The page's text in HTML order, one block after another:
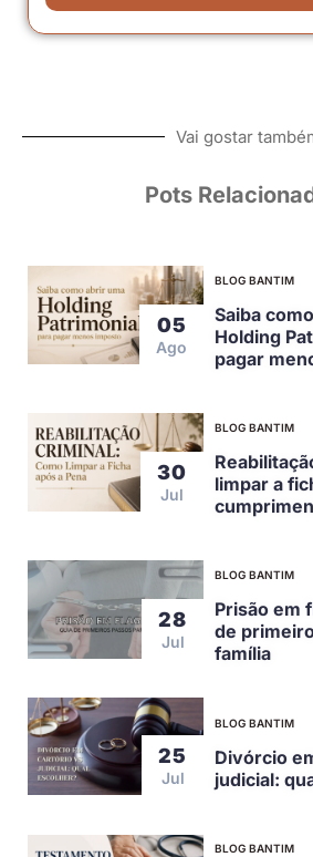
Vai gostar
Pots
05
Ago
BLOG BANTIM
Saiba
Holding
pagar
30
Jul
BLOG BANTIM
limpar a
28
Jul
BLOG BANTIM
Prisão em
de
família
25
Jul
BLOG BANTIM
Divórcio
judicial:
BLOG BANTIM